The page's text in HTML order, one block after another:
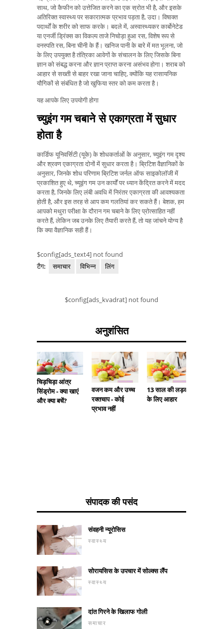
साथ, जो कैफीन को उत्तेजित करने का एक स्रोत भी है, और इसके
अतिरिक्त स्वास्थ्य पर सकारात्मक प्रभाव पड़ता है, उदा। विषाक्त
पदार्थों के शरीर को साफ करके। बदले में, अस्वास्थ्यकर कार्बोनेटेड
या एनर्जी ड्रिंक्स का विकल्प ताजे निचोड़ा हुआ रस, विशेष रूप से
वनस्पति रस, बिना चीनी के हैं। खनिज पानी के बारे में मत भूलना, जो
के लिए उपयुक्त है तंत्रिका आवेगों के संचालन के लिए जिसके बिना
ज्ञान को संबद्ध करना और ज्ञान प्राप्त करना असंभव होगा। शराब को
आहार से सख्ती से बाहर रखा जाना चाहिए, क्योंकि यह रासायनिक
यौगिकों से संबंधित है जो खुफिया स्तर को कम करता है।
यह आपके लिए उपयोगी होगा
च्युइंग गम चबाने से एकाग्रता में सुधार
होता है
कार्डिफ यूनिवर्सिटी (यूके) के शोधकर्ताओं के अनुसार, च्युइंग गम दृश्य
और श्रवण एकाग्रता दोनों में सुधार करता है। ब्रिटिश वैज्ञानिकों के
अनुसार, जिनके शोध परिणाम ब्रिटिश जर्नल ऑफ साइकोलॉजी में
प्रकाशित हुए थे, च्यूइंग गम उन कार्यों पर ध्यान केंद्रित करने में मदद
करता है, जिनके लिए लंबी अवधि में निरंतर एकाग्रता की आवश्यकता
होती है, और इस तरह से आप कम गलतियां कर सकते हैं। बेशक, हम
आपको मथुरा परीक्षा के दौरान गम चबाने के लिए प्रोत्साहित नहीं
करते हैं, लेकिन जब उनके लिए तैयारी करते हैं, तो यह जांचने योग्य है
कि क्या वैज्ञानिक सही हैं।
$config[ads_text4] not found
टैग:
समाचार विभिन्न लिंग
$config[ads_kvadrat] not found
अनुशंसित
चिड़चिड़ा आंत्र
सिंड्रोम - क्या खाएं
और क्या बचें?
वजन कम और उच्च
रक्तचाप - कोई
प्रभाव नहीं
13 साल की लड़की
के लिए आहार
संपादक की पसंद
संवहनी न्यूरोसिस
स्वास्थ्य
सोरायसिस के उपचार में सोल्क्स लैंप
स्वास्थ्य
दांत गिरने के खिलाफ गोली
समाचार